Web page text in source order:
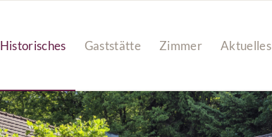
Historisches Gaststätte Zimmer Aktuelles